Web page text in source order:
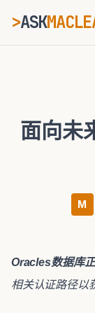
>ASK
⌘K
面向未
M
Oracles数据库
相关认证路径以